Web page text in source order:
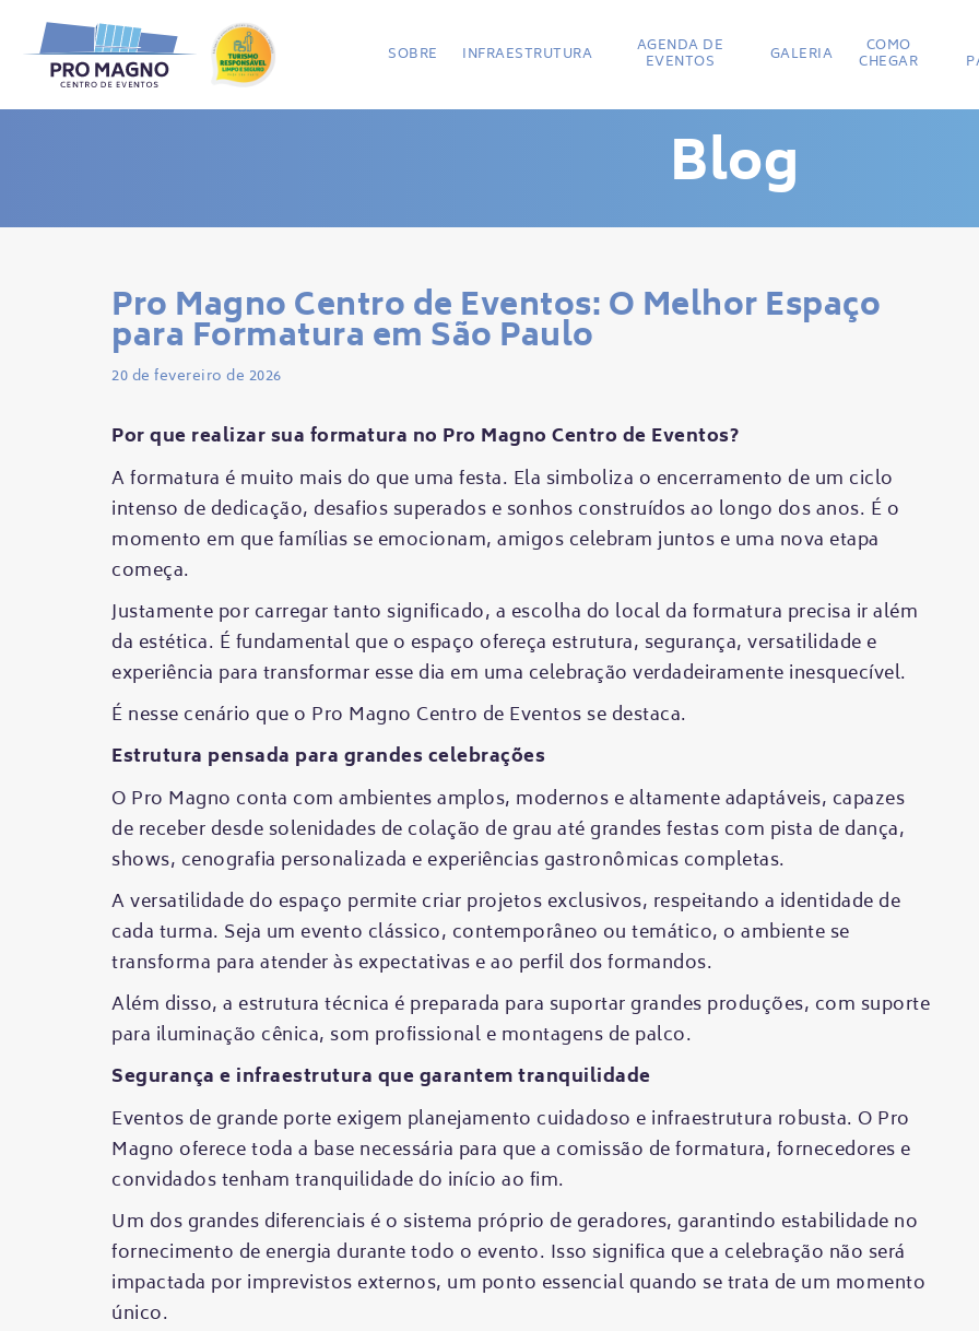
SOBRE INFRAESTRUTURA AGENDA DE
EVENTOS GALERIA COMO
CHEGAR
Blog
Pro Magno Centro de Eventos: O Melhor Espaço
para Formatura em São Paulo
20 de fevereiro de 2026
Por que realizar sua formatura no Pro Magno Centro de Eventos?
A formatura é muito mais do que uma festa. Ela simboliza o encerramento de um ciclo
intenso de dedicação, desafios superados e sonhos construídos ao longo dos anos. É o
momento em que famílias se emocionam, amigos celebram juntos e uma nova etapa
começa.
Justamente por carregar tanto significado, a escolha do local da formatura precisa ir além
da estética. É fundamental que o espaço ofereça estrutura, segurança, versatilidade e
experiência para transformar esse dia em uma celebração verdadeiramente inesquecível.
É nesse cenário que o Pro Magno Centro de Eventos se destaca.
Estrutura pensada para grandes celebrações
O Pro Magno conta com ambientes amplos, modernos e altamente adaptáveis, capazes
de receber desde solenidades de colação de grau até grandes festas com pista de dança,
shows, cenografia personalizada e experiências gastronômicas completas.
A versatilidade do espaço permite criar projetos exclusivos, respeitando a identidade de
cada turma. Seja um evento clássico, contemporâneo ou temático, o ambiente se
transforma para atender às expectativas e ao perfil dos formandos.
Além disso, a estrutura técnica é preparada para suportar grandes produções, com suporte
para iluminação cênica, som profissional e montagens de palco.
Segurança e infraestrutura que garantem tranquilidade
Eventos de grande porte exigem planejamento cuidadoso e infraestrutura robusta. O Pro
Magno oferece toda a base necessária para que a comissão de formatura, fornecedores e
convidados tenham tranquilidade do início ao fim.
Um dos grandes diferenciais é o sistema próprio de geradores, garantindo estabilidade no
fornecimento de energia durante todo o evento. Isso significa que a celebração não será
impactada por imprevistos externos, um ponto essencial quando se trata de um momento
único.